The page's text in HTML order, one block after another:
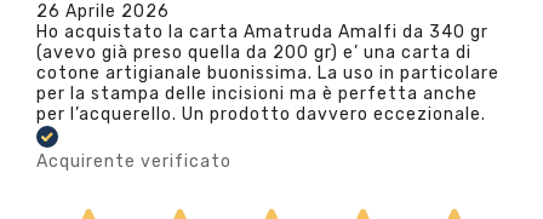
26 Aprile 2026
Ho acquistato la carta Amatruda Amalfi da 340 gr
(avevo già preso quella da 200 gr) e’ una carta di
cotone artigianale buonissima. La uso in particolare
per la stampa delle incisioni ma è perfetta anche
per l’acquerello. Un prodotto davvero eccezionale.
Acquirente verificato